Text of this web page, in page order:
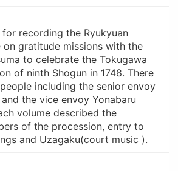
recording the Ryukyuan
gratitude missions with the
to celebrate the Tokugawa
of ninth Shogun in 1748. There
including the senior envoy
the vice envoy Yonabaru
volume described the
of the procession, entry to
and Uzagaku(court music ).